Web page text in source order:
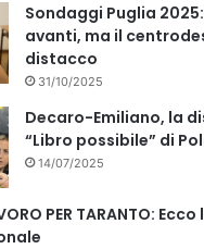
Sondaggi Puglia
avanti, ma il
distacco
31/10/2025
Decaro-Emiliano, la
“Libro possibile” di
14/07/2025
PER TARANTO: